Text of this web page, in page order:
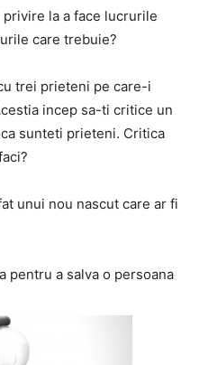
la a face lucrurile
care trebuie?
trei prieteni pe care-i
incep sa-ti critice un
sunteti prieteni. Critica
unui nou nascut care ar fi
pentru a salva o persoana